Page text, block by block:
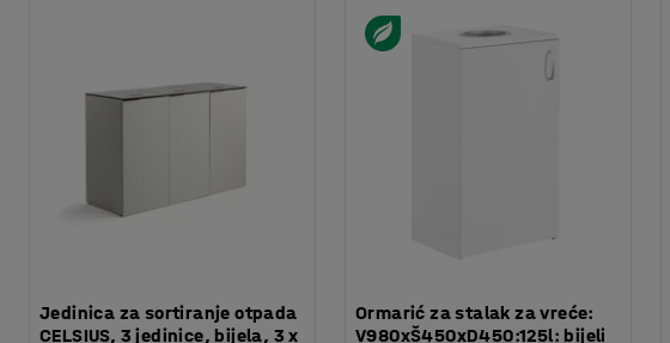
Jedinica za sortiranje otpada
CELSIUS, 3 jedinice, bijela, 3 x
Ormarić za stalak za vreće:
V980xŠ450xD450:125l: bijeli